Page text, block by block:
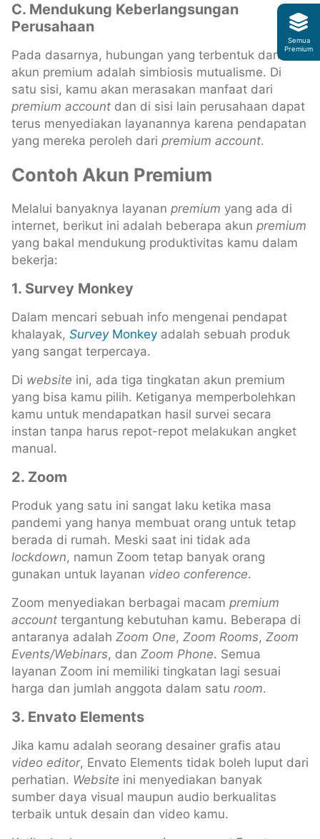
C. Mendukung Keberlangsungan
Perusahaan
Pada dasarnya, hubungan yang terbentuk dari
akun premium adalah simbiosis mutualisme. Di
satu sisi, kamu akan merasakan manfaat dari
premium account dan di sisi lain perusahaan dapat
terus menyediakan layanannya karena pendapatan
yang mereka peroleh dari premium account.
Contoh Akun Premium
Melalui banyaknya layanan premium yang ada di
internet, berikut ini adalah beberapa akun premium
yang bakal mendukung produktivitas kamu dalam
bekerja:
1. Survey Monkey
Dalam mencari sebuah info mengenai pendapat
khalayak, SurveyMonkey adalah sebuah produk
yang sangat terpercaya.
Di website ini, ada tiga tingkatan akun premium
yang bisa kamu pilih. Ketiganya memperbolehkan
kamu untuk mendapatkan hasil survei secara
instan tanpa harus repot-repot melakukan angket
manual.
2. Zoom
Produk yang satu ini sangat laku ketika masa
pandemi yang hanya membuat orang untuk tetap
berada di rumah. Meski saat ini tidak ada
lockdown, namun Zoom tetap banyak orang
gunakan untuk layanan video conference.
Zoom menyediakan berbagai macam premium
account tergantung kebutuhan kamu. Beberapa di
antaranya adalah Zoom One, Zoom Rooms, Zoom
Events/Webinars, dan Zoom Phone. Semua
layanan Zoom ini memiliki tingkatan lagi sesuai
harga dan jumlah anggota dalam satu room.
3. Envato Elements
Jika kamu adalah seorang desainer grafis atau
video editor, Envato Elements tidak boleh luput dari
perhatian. Website ini menyediakan banyak
sumber daya visual maupun audio berkualitas
terbaik untuk desain dan video kamu.
Semua
Premium